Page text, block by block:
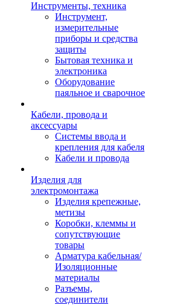
Инструменты, техника
Инструмент,
измерительные
приборы и средства
защиты
Бытовая техника и
электроника
Оборудование
паяльное и сварочное
Кабели, провода и
аксессуары
Системы ввода и
крепления для кабеля
Кабели и провода
Изделия для
электромонтажа
Изделия крепежные,
метизы
Коробки, клеммы и
сопутствующие
товары
Арматура кабельная/
Изоляционные
материалы
Разъемы,
соединители